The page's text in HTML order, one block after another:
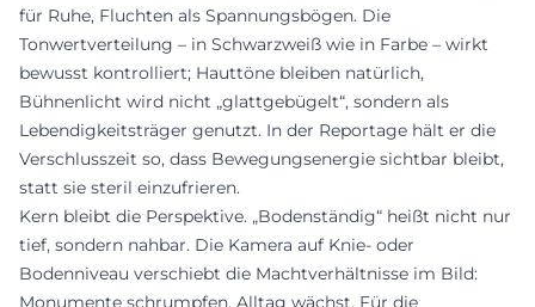
für Ruhe, Fluchten als Spannungsbögen. Die
Tonwertverteilung – in Schwarzweiß wie in Farbe – wirkt
bewusst kontrolliert; Hauttöne bleiben natürlich,
Bühnenlicht wird nicht „glattgebügelt“, sondern als
Lebendigkeitsträger genutzt. In der Reportage hält er die
Verschlusszeit so, dass Bewegungsenergie sichtbar bleibt,
statt sie steril einzufrieren.
Kern bleibt die Perspektive. „Bodenständig“ heißt nicht nur
tief, sondern nahbar. Die Kamera auf Knie- oder
Bodenniveau verschiebt die Machtverhältnisse im Bild:
Monumente schrumpfen, Alltag wächst. Für die